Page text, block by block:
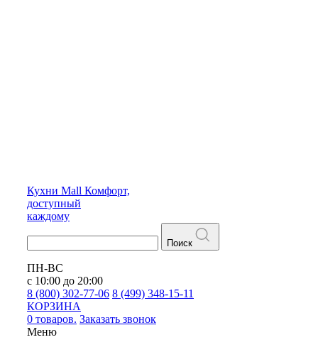
Кухни Mall Комфорт,
доступный
каждому
Поиск
ПН-ВС
с 10:00 до 20:00
8 (800) 302-77-06 8 (499) 348-15-11
КОРЗИНА
0 товаров. Заказать звонок
Меню